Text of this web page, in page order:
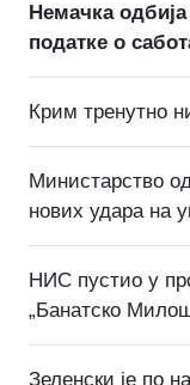
Немачка
податке о
Крим тренутно
Министарство
нових удара на
НИС пустио у
„Банатско
Зеленски је по